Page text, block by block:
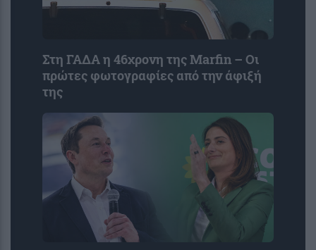
Στη ΓΑΔΑ η 46χρονη της Marfin – Οι
πρώτες φωτογραφίες από την άφιξή
της